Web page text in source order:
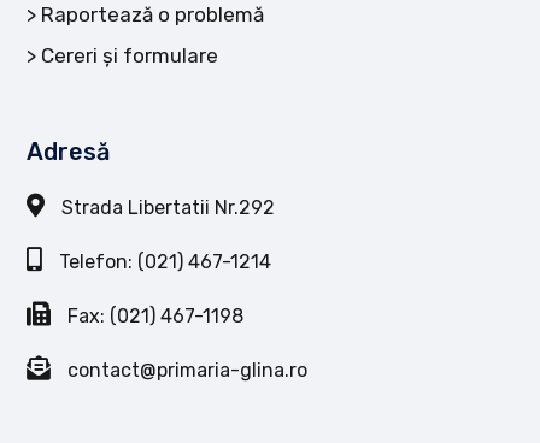
Raportează o problemă
Cereri și formulare
Adresă
Strada Libertatii Nr.292
Telefon: (021) 467-1214
Fax: (021) 467-1198
contact@primaria-glina.ro